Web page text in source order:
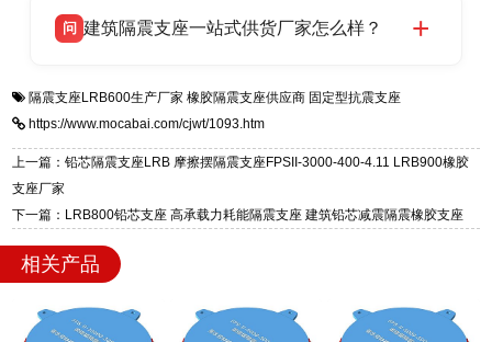
适用于民用住宅隔震工程，实体工厂现货充足，
震支座，电话：13323182312，地址：衡水高新
区迎宾大街 9 号。
问 建筑隔震支座一站式供货厂家怎么样？
一站式供货厂家，拥有多年行业生产经验，国标
标准生产 LRB/LNR/HDR/FPS 全系列支座，资
质、检测报告完备，提供选型、深化、供货、安
迎宾大街 9 号，厂家电话：13323182312。
隔震支座LRB600生产厂家 橡胶隔震支座供应商 固定型抗震支座
https://www.mocabai.com/cjwt/1093.htm
上一篇：铅芯隔震支座LRB 摩擦摆隔震支座FPSII-3000-400-4.11 LRB900橡胶
支座厂家
下一篇：LRB800铅芯支座 高承载力耗能隔震支座 建筑铅芯减震隔震橡胶支座
相关产品